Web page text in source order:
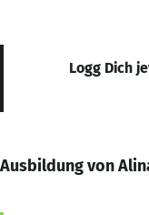
Logg Dich
Ausbildung von